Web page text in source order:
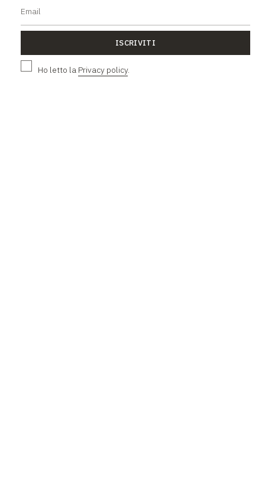
ISCRIVITI
Ho letto la Privacy policy.
ISCRIVITI
Ho letto laPrivacy policy.